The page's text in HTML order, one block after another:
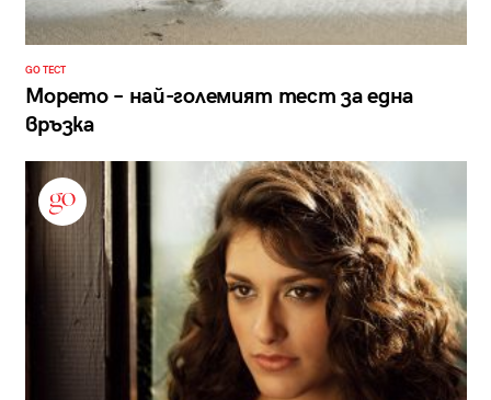
GO ТЕСТ
Морето – най-големият тест за една
връзка